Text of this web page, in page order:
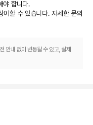
야 합니다.
할 수 있습니다. 자세한 문의
안내 없이 변동될 수 있고, 실제